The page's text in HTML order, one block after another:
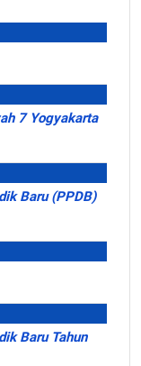
7 Yogyakarta
Baru (PPDB)
Baru Tahun